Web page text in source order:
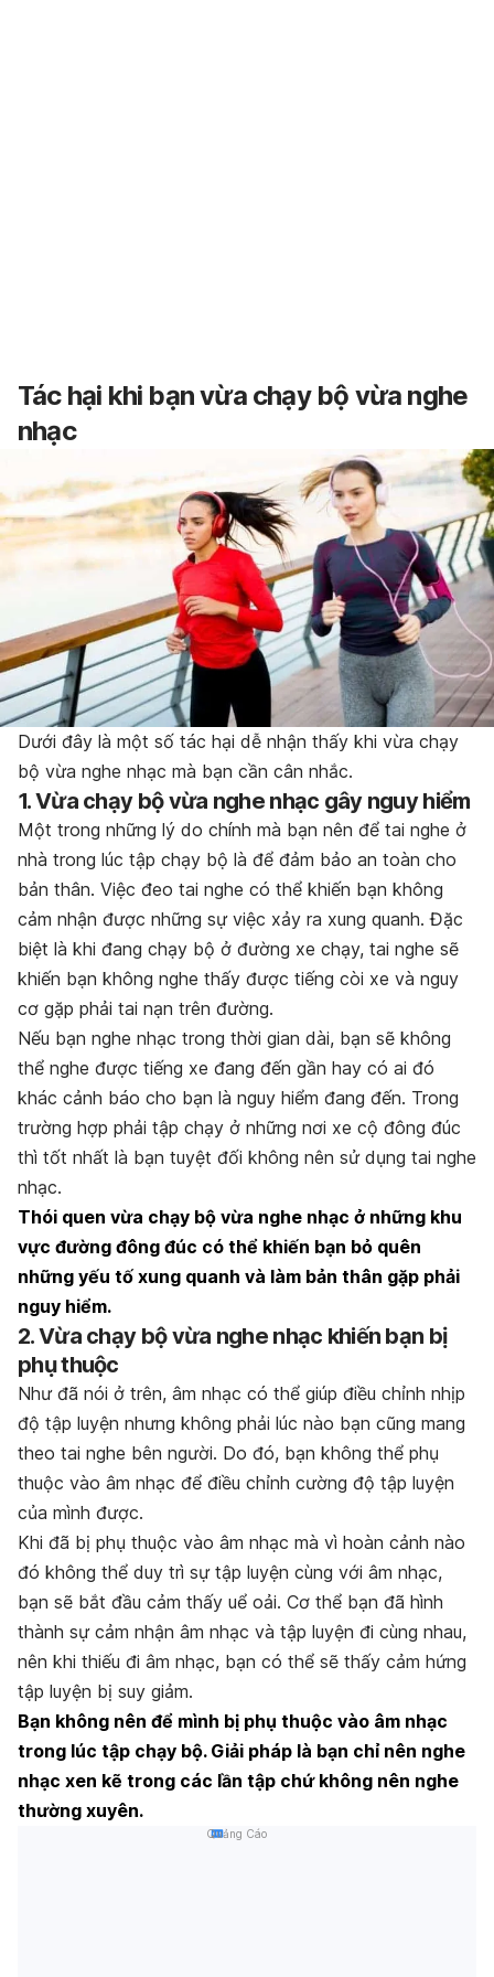
Tác hại khi bạn vừa chạy bộ vừa nghe
nhạc
Dưới đây là một số tác hại dễ nhận thấy khi vừa chạy
bộ vừa nghe nhạc mà bạn cần cân nhắc.
1. Vừa chạy bộ vừa nghe nhạc gây nguy hiểm
Một trong những lý do chính mà bạn nên để tai nghe ở
nhà trong lúc tập chạy bộ là để đảm bảo an toàn cho
bản thân. Việc đeo tai nghe có thể khiến bạn không
cảm nhận được những sự việc xảy ra xung quanh. Đặc
biệt là khi đang chạy bộ ở đường xe chạy, tai nghe sẽ
khiến bạn không nghe thấy được tiếng còi xe và nguy
cơ gặp phải tai nạn trên đường.
Nếu bạn nghe nhạc trong thời gian dài, bạn sẽ không
thể nghe được tiếng xe đang đến gần hay có ai đó
khác cảnh báo cho bạn là nguy hiểm đang đến. Trong
trường hợp phải tập chạy ở những nơi xe cộ đông đúc
thì tốt nhất là bạn tuyệt đối không nên sử dụng tai nghe
nhạc.
Thói quen vừa chạy bộ vừa nghe nhạc ở những khu
vực đường đông đúc có thể khiến bạn bỏ quên
những yếu tố xung quanh và làm bản thân gặp phải
nguy hiểm.
2. Vừa chạy bộ vừa nghe nhạc khiến bạn bị
phụ thuộc
Như đã nói ở trên, âm nhạc có thể giúp điều chỉnh nhịp
độ tập luyện nhưng không phải lúc nào bạn cũng mang
theo tai nghe bên người. Do đó, bạn không thể phụ
thuộc vào âm nhạc để điều chỉnh cường độ tập luyện
của mình được.
Khi đã bị phụ thuộc vào âm nhạc mà vì hoàn cảnh nào
đó không thể duy trì sự tập luyện cùng với âm nhạc,
bạn sẽ bắt đầu cảm thấy uể oải. Cơ thể bạn đã hình
thành sự cảm nhận âm nhạc và tập luyện đi cùng nhau,
nên khi thiếu đi âm nhạc, bạn có thể sẽ thấy cảm hứng
tập luyện bị suy giảm.
Bạn không nên để mình bị phụ thuộc vào âm nhạc
trong lúc tập chạy bộ. Giải pháp là bạn chỉ nên nghe
nhạc xen kẽ trong các lần tập chứ không nên nghe
thường xuyên.
Quảng Cáo